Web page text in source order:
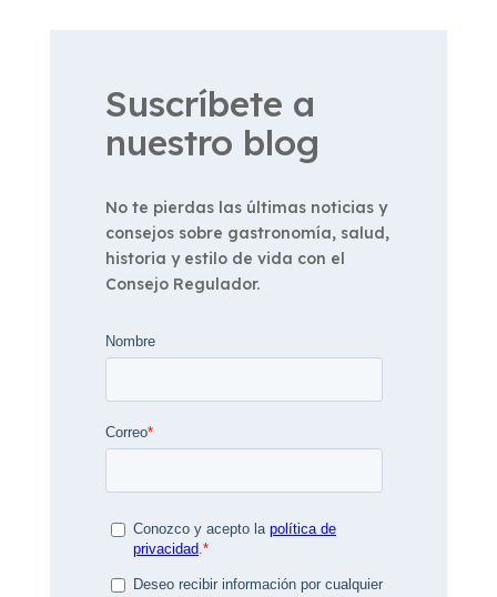
Suscríbete a
nuestro blog
No te pierdas las últimas noticias y
consejos sobre gastronomía, salud,
historia y estilo de vida con el
Consejo Regulador.